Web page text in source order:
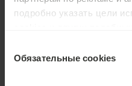
подробно указать цели
используйте кнопку
согласия
Обязательные cookies